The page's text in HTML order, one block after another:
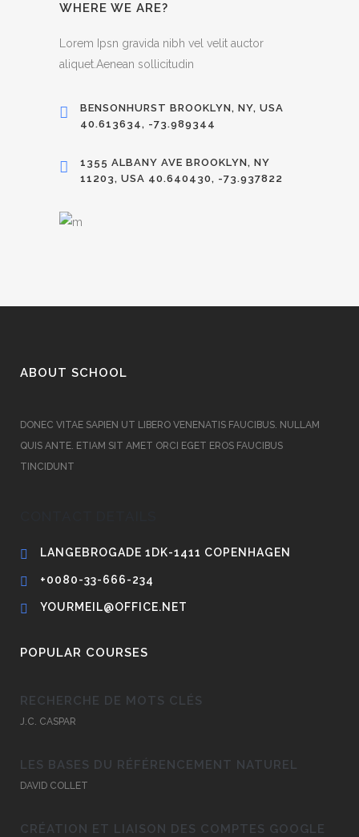
WHERE WE ARE?
Lorem Ipsn gravida nibh vel velit auctor
aliquet.Aenean sollicitudin
BENSONHURST BROOKLYN, NY, USA
40.613634, -73.989344
1355 ALBANY AVE BROOKLYN, NY
11203, USA 40.640430, -73.937822
ABOUT SCHOOL
DONEC VITAE SAPIEN UT LIBERO VENENATIS FAUCIBUS. NULLAM
QUIS ANTE. ETIAM SIT AMET ORCI EGET EROS FAUCIBUS
TINCIDUNT
LANGEBROGADE 1DK-1411 COPENHAGEN
+0080-33-666-234
YOURMEIL@OFFICE.NET
POPULAR COURSES
RECHERCHE DE MOTS CLÉS
J.C. CASPAR
LES BASES DU RÉFÉRENCEMENT NATUREL
DAVID COLLET
CRÉATION ET LIAISON DES COMPTES GOOGLE